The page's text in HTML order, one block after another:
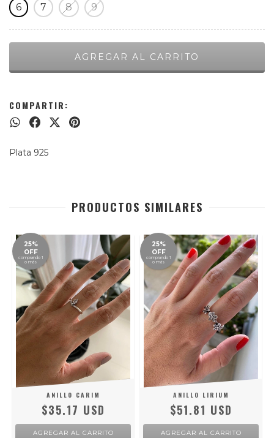
6 7 8 9
COMPARTIR:
Plata 925
PRODUCTOS SIMILARES
25%
OFF
comprando 1
o más
ANILLO CARIM
$35.17 USD
AGREGAR AL CARRITO
25%
OFF
comprando 1
o más
ANILLO LIRIUM
$51.81 USD
AGREGAR AL CARRITO